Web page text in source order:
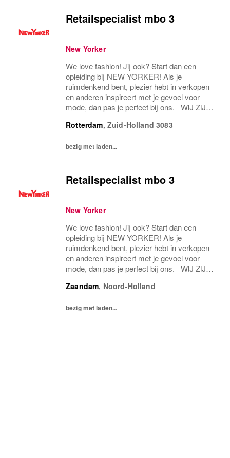
Retailspecialist mbo 3
New Yorker
We love fashion! Jij ook? Start dan een
opleiding bij NEW YORKER! Als je
ruimdenkend bent, plezier hebt in verkopen
en anderen inspireert met je gevoel voor
mode, dan pas je perfect bij ons. WIJ ZIJN
in meer dan 45 landen, met meer dan 25.000
Rotterdam, Zuid-Holland 3083
bezig met laden...
Retailspecialist mbo 3
New Yorker
We love fashion! Jij ook? Start dan een
opleiding bij NEW YORKER! Als je
ruimdenkend bent, plezier hebt in verkopen
en anderen inspireert met je gevoel voor
mode, dan pas je perfect bij ons. WIJ ZIJN
in meer dan 45 landen, met meer dan 25.000
Zaandam, Noord-Holland
bezig met laden...